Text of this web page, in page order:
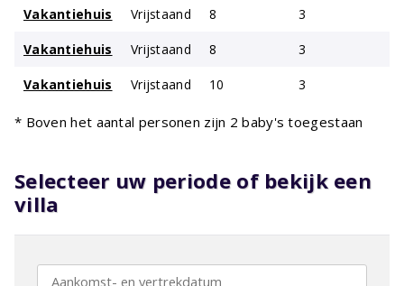
Vakantiehuis Vrijstaand 8 3
Vakantiehuis Vrijstaand 8 3
Vakantiehuis Vrijstaand 10 3
* Boven het aantal personen zijn 2 baby's toegestaan
Selecteer uw periode of bekijk een
villa